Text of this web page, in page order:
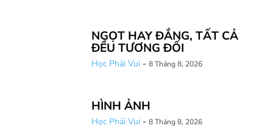
NGỌT HAY ĐẮNG, TẤT CẢ
ĐỀU TƯƠNG ĐỐI
Học Phải Vui - 8 Tháng 8, 2026
HÌNH ẢNH
Học Phải Vui - 8 Tháng 8, 2026